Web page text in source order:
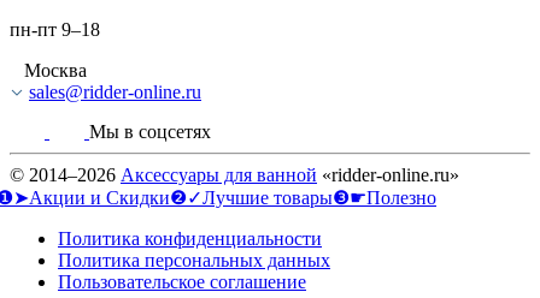
пн-пт 9–18
Москва
sales@ridder-online.ru
Мы в соцсетях
© 2014–2026 Аксессуары для ванной «ridder-online.ru»
и Скидки❷✓Лучшие товары❸☛Полезно
Политика конфиденциальности
Политика персональных данных
Пользовательское соглашение